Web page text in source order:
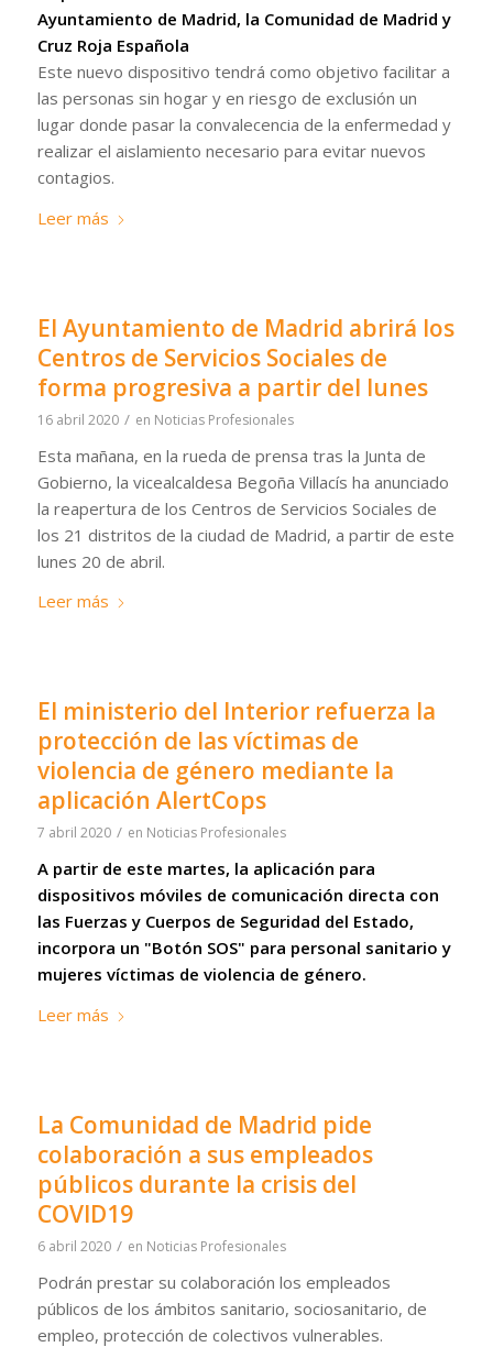
Ayuntamiento de Madrid, la Comunidad de Madrid y
Cruz Roja Española
Este nuevo dispositivo tendrá como objetivo facilitar a
las personas sin hogar y en riesgo de exclusión un
lugar donde pasar la convalecencia de la enfermedad y
realizar el aislamiento necesario para evitar nuevos
contagios.
Leer más
El Ayuntamiento de Madrid abrirá los
Centros de Servicios Sociales de
forma progresiva a partir del lunes
16 abril 2020 / en Noticias Profesionales
Esta mañana, en la rueda de prensa tras la Junta de
Gobierno, la vicealcaldesa Begoña Villacís ha anunciado
la reapertura de los Centros de Servicios Sociales de
los 21 distritos de la ciudad de Madrid, a partir de este
lunes 20 de abril.
Leer más
El ministerio del Interior refuerza la
protección de las víctimas de
violencia de género mediante la
aplicación AlertCops
7 abril 2020 / en Noticias Profesionales
A partir de este martes, la aplicación para
dispositivos móviles de comunicación directa con
las Fuerzas y Cuerpos de Seguridad del Estado,
incorpora un "Botón SOS" para personal sanitario y
mujeres víctimas de violencia de género.
Leer más
La Comunidad de Madrid pide
colaboración a sus empleados
públicos durante la crisis del
COVID19
6 abril 2020 / en Noticias Profesionales
Podrán prestar su colaboración los empleados
públicos de los ámbitos sanitario, sociosanitario, de
empleo, protección de colectivos vulnerables.